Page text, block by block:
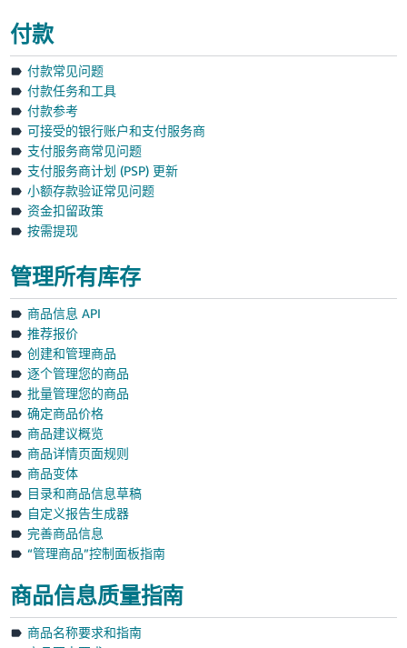
付款
付款常见问题
付款任务和工具
付款参考
可接受的银行账户和支付服务商
支付服务商常见问题
支付服务商计划 (PSP) 更新
小额存款验证常见问题
资金扣留政策
按需提现
管理所有库存
商品信息 API
推荐报价
创建和管理商品
逐个管理您的商品
批量管理您的商品
确定商品价格
商品建议概览
商品详情页面规则
商品变体
目录和商品信息草稿
自定义报告生成器
完善商品信息
“管理商品”控制面板指南
商品信息质量指南
商品名称要求和指南